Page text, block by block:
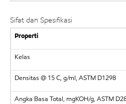
Sifat dan Spesifikasi
Properti
Kelas
Densitas @ 15 C, g/ml, ASTM D1298
Angka Basa Total, mgKOH/g, ASTM